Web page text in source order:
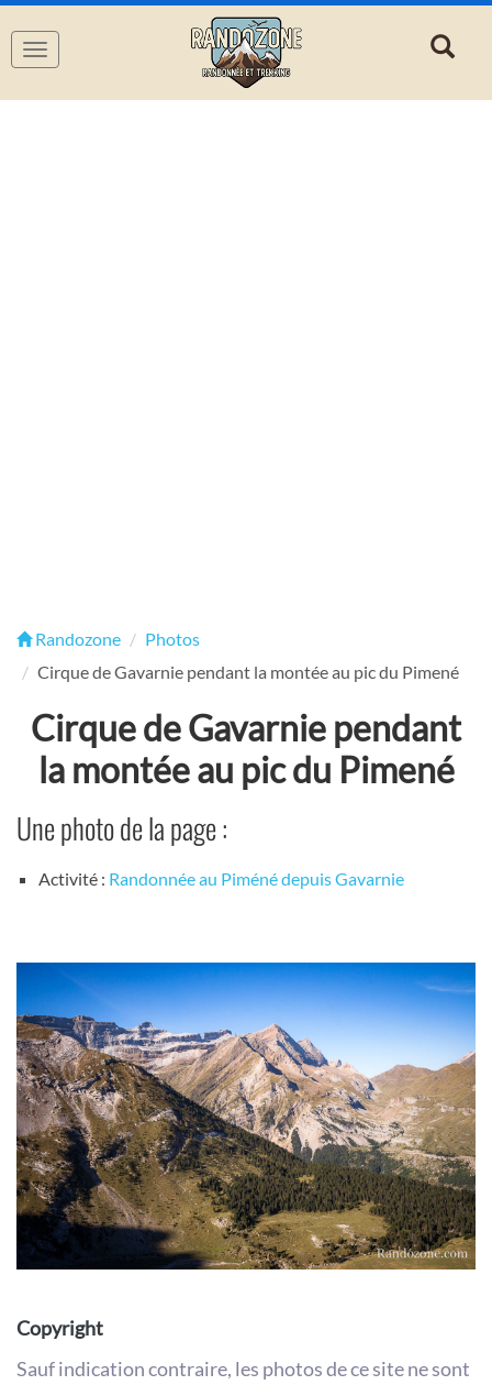
Navigation
Randozone
Photos
Cirque de Gavarnie pendant la montée au pic du Pimené
Cirque de Gavarnie pendant
la montée au pic du Pimené
Une photo de la page :
Activité : Randonnée au Piméné depuis Gavarnie
Copyright
Sauf indication contraire, les photos de ce site ne sont